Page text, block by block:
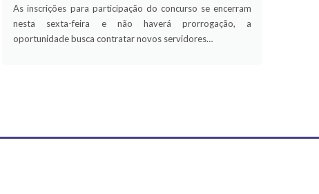
As inscrições para participação do concurso se encerram
nesta sexta-feira e não haverá prorrogação, a
oportunidade busca contratar novos servidores…